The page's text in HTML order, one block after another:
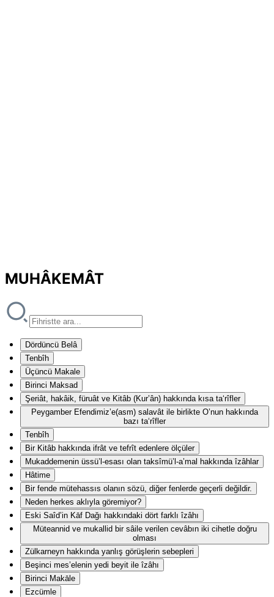
MUHÂKEMÂT
Dördüncü Belâ
Tenbîh
Üçüncü Makale
Birinci Maksad
Şeriât, hakâik, füruât ve Kitâb (Kur’ân) hakkında kısa ta‘rîfler
Peygamber Efendimiz’e(asm) salavât ile birlikte O’nun hakkında
bazı ta‘rîfler
Tenbîh
Bir Kitâb hakkında ifrât ve tefrît edenlere ölçüler
Mukaddemenin üssü’l-esası olan taksîmü’l-a’mal hakkında îzâhlar
Hâtime
Bir fende mütehassıs olanın sözü, diğer fenlerde geçerli değildir.
Neden herkes aklıyla göremiyor?
Eski Saîd’in Kāf Dağı hakkındaki dört farklı îzâhı
Müteannid ve mukallid bir sâile verilen cevâbın iki cihetle doğru
olması
Zülkarneyn hakkında yanlış görüşlerin sebepleri
Beşinci mes’elenin yedi beyit ile îzâhı
Birinci Makāle
Ezcümle